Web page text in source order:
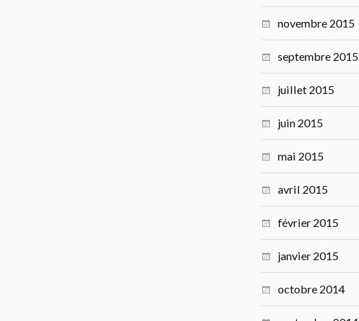
novembre 2015
septembre 2015
juillet 2015
juin 2015
mai 2015
avril 2015
février 2015
janvier 2015
octobre 2014